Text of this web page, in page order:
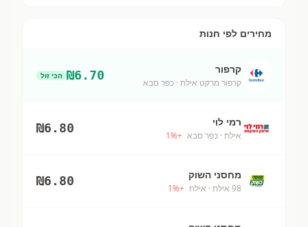
מחירים לפי חנות
קרפור
קרפור מרקט אילת · כפר סבא
₪6.70 הכי זול
רמי לוי
אילת · כפר סבא +
1%
₪6.80
מחסני השוק
98 אילת · אילת +
1%
₪6.80